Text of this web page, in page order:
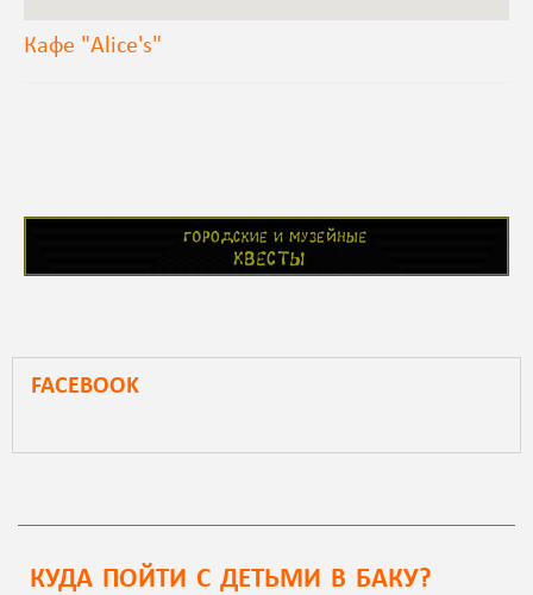
Кафе "Alice's"
FACEBOOK
КУДА ПОЙТИ С ДЕТЬМИ В БАКУ?